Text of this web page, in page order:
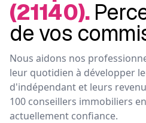
(21140).
de vos
Nous aidons nos
leur quotidien à développer
d'indépendant et leurs
100 conseillers immobiliers
actuellement confiance.